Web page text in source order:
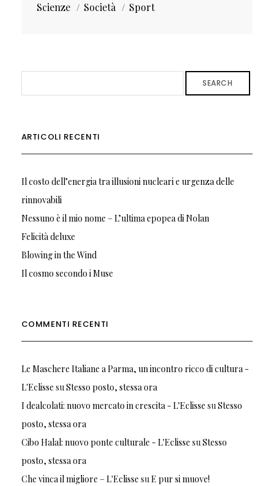
Scienze
Società Sport
SEARCH
ARTICOLI RECENTI
Il costo dell’energia tra illusioni nucleari e urgenza delle
rinnovabili
Nessuno è il mio nome – L’ultima epopea di Nolan
Felicità deluxe
Blowing in the Wind
Il cosmo secondo i Muse
COMMENTI RECENTI
Le Maschere Italiane a Parma, un incontro ricco di cultura -
L'Eclisse suStesso posto, stessa ora
I dealcolati: nuovo mercato in crescita - L'Eclisse suStesso
posto, stessa ora
Cibo Halal: nuovo ponte culturale - L'Eclisse suStesso
posto, stessa ora
Che vinca il migliore – L'Eclisse suE pur si muove!